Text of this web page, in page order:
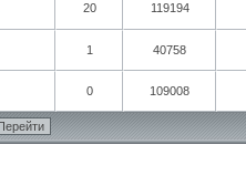
20 119194
1 40758
0 109008